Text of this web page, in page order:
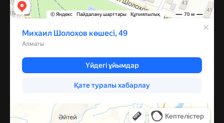
Улица Барибаева, 60 — Яндекс Карты